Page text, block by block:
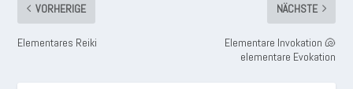
VORHERIGE
Elementares Reiki
NÄCHSTE
Elementare Invokation 🐚
elementare Evokation